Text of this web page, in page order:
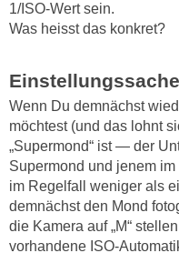
1/ISO-Wert sein.
Was heisst das konkret?
Wenn Du demnächst
möchtest (und das lohnt
„Supermond“ ist — der
Supermond und jenem
im Regelfall weniger als
demnächst den Mond
die Kamera auf „M“
vorhandene ISO-